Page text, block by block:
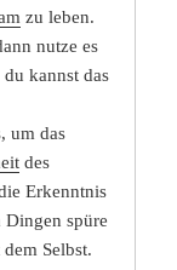
zu leben.
nutze es
kannst das
um das
des
Erkenntnis
Dingen spüre
Selbst.